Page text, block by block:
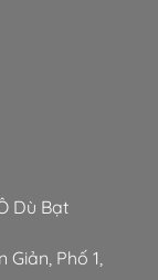
Dù Bạt
Phố 1,